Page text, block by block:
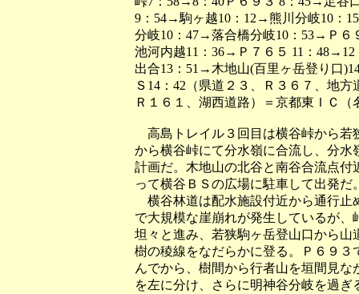
9：54→駒ヶ越10：12→熊川分岐10：
分岐10：47→落合橋分岐10：53→Ｐ６
池河内越11：36→Ｐ７６５ 11：
出合13：51→木地山(百里ヶ岳登り口
Ｓ14：42（県道２３、Ｒ３６７、地
Ｒ１６１、湖西道路）＝京都東ＩＣ（
高島トレイル３回目は横谷峠から若
から横谷峠にて分水嶺に合流し、分
計画だ。木地山の北谷と南谷合流点
って横谷ＢＳの広場に駐車して出発だ
横谷林道は配水施設付近から通行止
で大規模な崖崩れが発生しているが
坦々と進み、若狭駒ヶ岳登山口から
樹の稜線をなだらかに登る。Ｐ６９
んでから、樹間から行者山を垣間見
を左に分け、さらに明神谷分岐を過